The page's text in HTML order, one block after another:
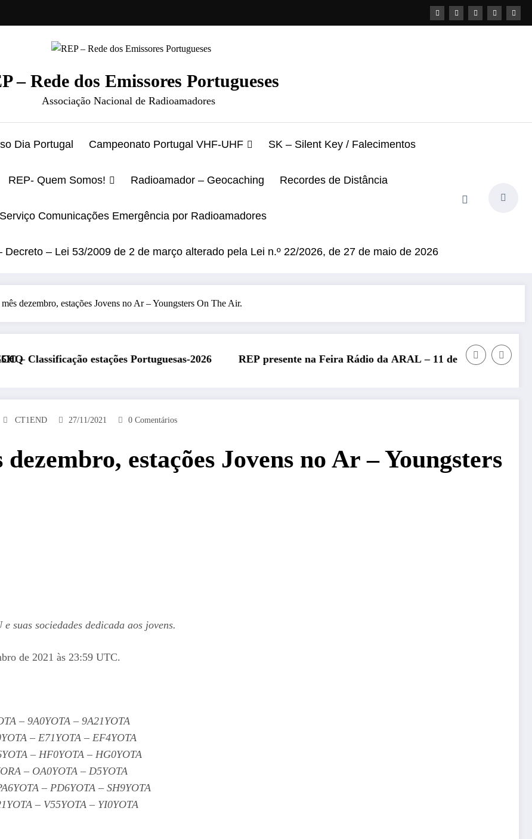
– Rede dos Emissores Portugueses
Associação Nacional de Radioamadores
Dia Portugal Campeonato Portugal VHF-UHF SK – Silent Key / Falecimentos
REP- Quem Somos! Radioamador – Geocaching Recordes de Distância
Comunicações Emergência por Radioamadores
– Lei 53/2009 de 2 de março alterado pela Lei n.º 22/2026, de 27 de maio de 2026
dezembro, estações Jovens no Ar – Youngsters On The Air.
Portuguesas-2026 REP presente na Feira Rádio da ARAL – 11 de julho de 2026REP presente no Encontro
CT1END 27/11/2021 0 Comentários
estações Jovens no Ar – Youngsters
suas sociedades dedicada aos jovens.
de 2021 às 23:59 UTC.
– 9A0YOTA – 9A21YOTA
– E71YOTA – EF4YOTA
– HF0YOTA – HG0YOTA
– OA0YOTA – D5YOTA
– PD6YOTA – SH9YOTA
– V55YOTA – YI0YOTA